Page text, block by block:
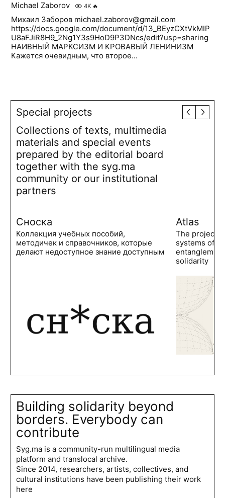
Michael Zaborov 4K 🔥
Михаил Заборов michael.zaborov@gmail.com
https://docs.google.com/document/d/13_BEyzCXtVkMIP
U8aFJiR8H9_2Ng1Y3s9HoD9P3DNcs/edit?usp=sharing
НАИВНЫЙ МАРКСИЗМ И КРОВАВЫЙ ЛЕНИНИЗМ
Кажется очевидным, что второе...
Special projects
Collections of texts, multimedia
materials and special events
prepared by the editorial board
together with the syg.ma
community or our institutional
partners
Сноска
Коллекция учебных пособий,
методичек и справочников, которые
делают недоступное знание доступным
Atlas
The project
systems of
solidarity
Building solidarity beyond
borders. Everybody can
contribute
Syg.ma is a community-run multilingual media
platform and translocal archive.
Since 2014, researchers, artists, collectives, and
cultural institutions have been publishing their work
here